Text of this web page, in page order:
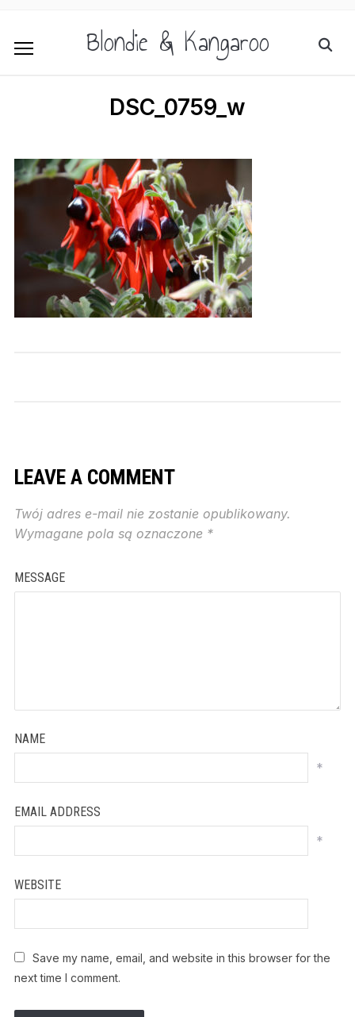
Blondie & Kangaroo
DSC_0759_w
LEAVE A COMMENT
Twój adres e-mail nie zostanie opublikowany.
Wymagane pola są oznaczone *
MESSAGE
NAME
*
EMAIL ADDRESS
*
WEBSITE
Save my name, email, and website in this browser for the
next time I comment.